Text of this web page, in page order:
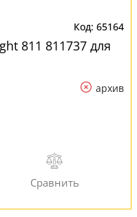
65164
811 811737 для
архив